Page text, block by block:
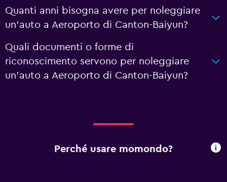
Quanti anni bisogna avere per noleggiare
un'auto a Aeroporto di Canton-Baiyun?
Quali documenti o forme di
riconoscimento servono per noleggiare
un'auto a Aeroporto di Canton-Baiyun?
Perché usare momondo?